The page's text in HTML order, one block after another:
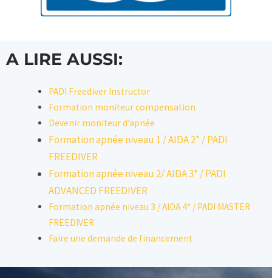
A LIRE AUSSI:
PADI Freediver Instructor
Formation moniteur compensation
Devenir moniteur d’apnée
Formation apnée niveau 1 / AIDA 2* / PADI
FREEDIVER
Formation apnée niveau 2/ AIDA 3* / PADI
ADVANCED FREEDIVER
Formation apnée niveau 3 / AIDA 4* / PADI MASTER
FREEDIVER
Faire une demande de financement